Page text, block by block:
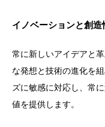
イノベーションと創造
常に新しいアイデアと
な発想と技術の進化を
ズに敏感に対応し、常
値を提供します。